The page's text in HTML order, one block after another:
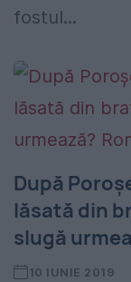
fostul...
După
lăsată din
slugă
10 IUNIE 2019